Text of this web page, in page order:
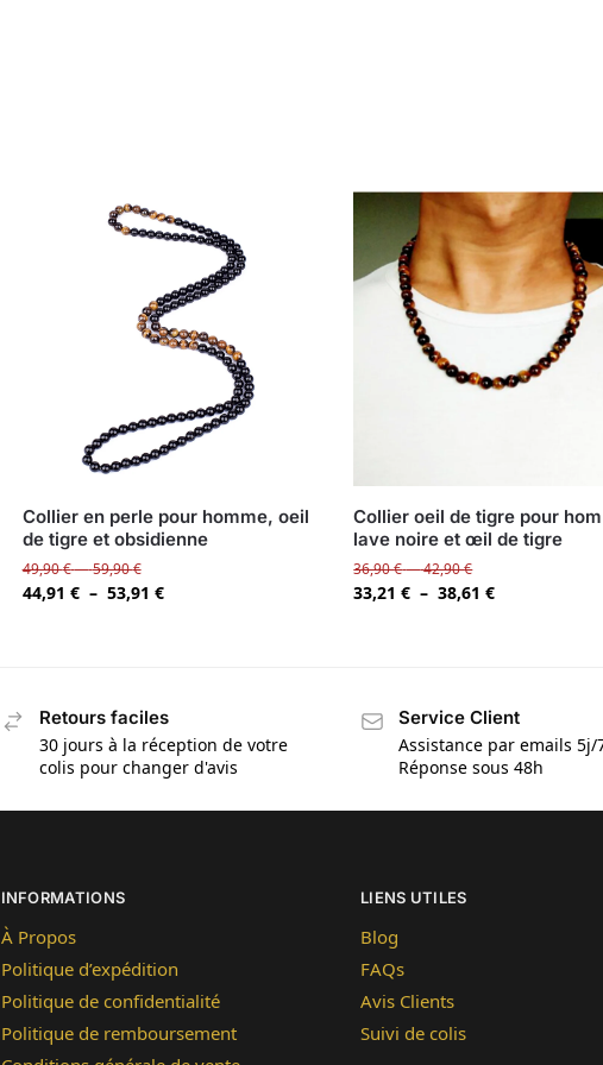
Collier en perle pour homme, oeil
de tigre et obsidienne
49,90€–59,90€
44,91 € – 53,91 €
Collier oeil de tigre pour
lave noire et œil de tigre
36,90€–42,90€
33,21€ – 38,61€
Retours faciles
30 jours à la réception de votre
colis pour changer d'avis
Service Client
Assistance par emails 5j/
Réponse sous 48h
INFORMATIONS
À Propos
Politique d’expédition
Politique de confidentialité
Politique de remboursement
LIENS UTILES
Blog
FAQs
Avis Clients
Suivi de colis